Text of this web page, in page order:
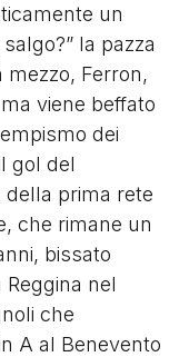
un
la pazza
mezzo, Ferron,
viene beffato
dei
gol del
della prima rete
che rimane un
bissato
nel
che
A al Benevento